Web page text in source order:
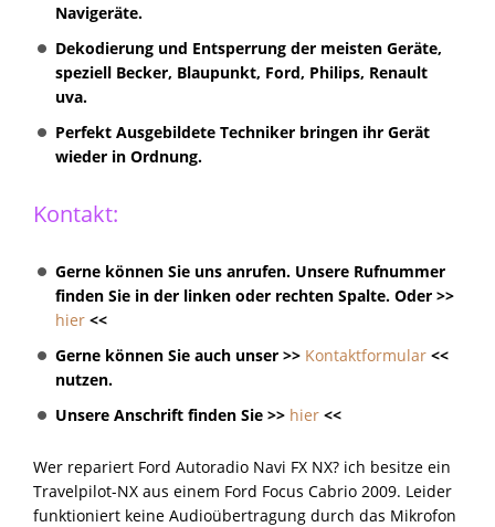
Navigeräte.
Dekodierung und Entsperrung der meisten Geräte,
speziell Becker, Blaupunkt, Ford, Philips, Renault
uva.
Perfekt Ausgebildete Techniker bringen ihr Gerät
wieder in Ordnung.
Kontakt:
Gerne können Sie uns anrufen. Unsere Rufnummer
finden Sie in der linken oder rechten Spalte. Oder >>
hier <<
Gerne können Sie auch unser >> Kontaktformular <<
nutzen.
Unsere Anschrift finden Sie >> hier <<
Wer repariert Ford Autoradio Navi FX NX? ich besitze ein
Travelpilot-NX aus einem Ford Focus Cabrio 2009. Leider
funktioniert keine Audioübertragung durch das Mikrofon